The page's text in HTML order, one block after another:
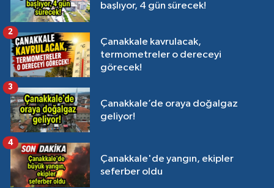
başlıyor, 4 gün sürecek!
Çanakkale kavrulacak,
termometreler o dereceyi
görecek!
2
Çanakkale’de oraya doğalgaz
geliyor!
3
Çanakkale'de yangın, ekipler
seferber oldu
4